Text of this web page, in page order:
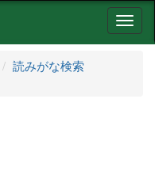
ナ
ビ
読みがな検索